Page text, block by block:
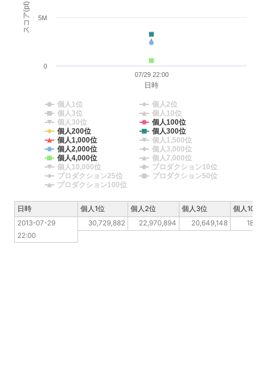
日時
スコア(pt)
07/29 22:00
0
5M
個人1位
個人2位
個人3位
個人10位
個人30位
個人100位
個人200位
個人300位
個人1,000位
個人1,500位
個人2,000位
個人3,000位
個人4,000位
個人7,000位
個人10,000位
プロダクション10位
プロダクション25位
プロダクション50位
プロダクション100位
2013-07-29 22:00 30,729,882 22,970,894 20,649,148
日時 個人1位 個人2位 個人3位
個人10位
2013-07-29
22:00
日時